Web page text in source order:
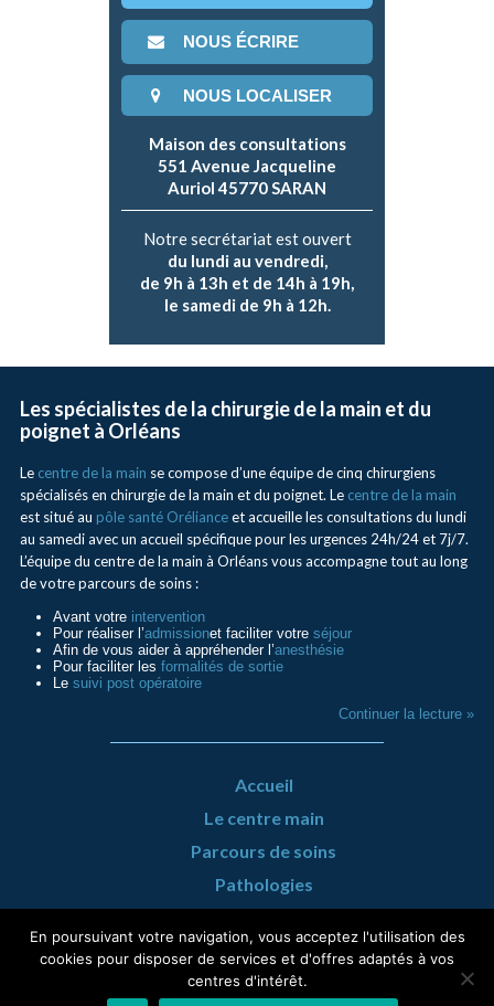
NOUS ÉCRIRE
NOUS LOCALISER
Maison des consultations
551 Avenue Jacqueline
Auriol 45770 SARAN
Notre secrétariat est ouvert
du lundi au vendredi,
de 9h à 13h et de 14h à 19h,
le samedi de 9h à 12h.
Les spécialistes de la chirurgie de la main et du
poignet à Orléans
Le centre de la main se compose d’une équipe de cinq chirurgiens
spécialisés en chirurgie de la main et du poignet. Le centre de la main
est situé au pôle santé Orélianceet accueille les consultations du lundi
au samedi avec un accueil spécifique pour les urgences 24h/24 et 7j/7.
L’équipe du centre de la main à Orléans vous accompagne tout au long
de votre parcours de soins :
Avant votre intervention
Pour réaliser l’admissionet faciliter votre séjour
Afin de vous aider à appréhender l’anesthésie
Pour faciliter les formalités de sortie
Le suivi post opératoire
Continuer la lecture »
Accueil
Le centre main
Parcours de soins
Pathologies
Infos pratiques
Actualités
En poursuivant votre navigation, vous acceptez l'utilisation des
cookies pour disposer de services et d'offres adaptés à vos
centres d'intérêt.